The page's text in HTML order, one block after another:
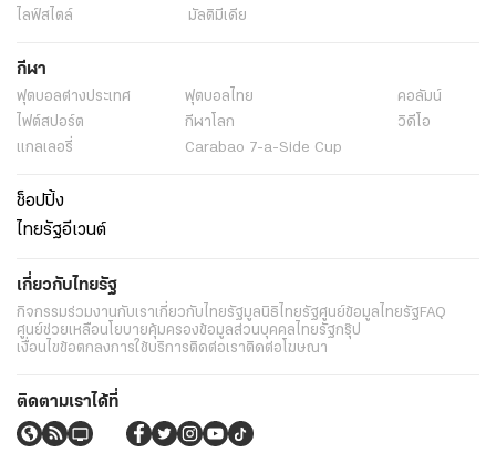
ไลฟ์สไตล์
มัลติมีเดีย
กีฬา
ฟุตบอลต่่างประเทศ ฟุตบอลไทย
คอลัมน์
ไฟต์สปอร์ต
กีฬาโลก
วิดีโอ
แกลเลอรี่
Carabao 7-a-Side Cup
ช็อปปิ้ง
ไทยรัฐอีเวนต์
เกี่ยวกับไทยรัฐ
กิจกรรมร่วมงานกับเราเกี่ยวกับไทยรัฐมูลนิธิไทยรัฐศูนย์ข้อมูลไทยรัฐ FAQ
ศูนย์ช่วยเหลือนโยบายคุ้มครองข้อมูลส่วนบุคคลไทยรัฐกรุ๊ป
เงื่อนไขข้อตกลงการใช้บริการติดต่อเราติดต่อโฆษณา
ติดตามเราได้ที่